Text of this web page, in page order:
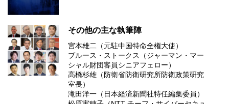
その他の主な執筆陣
宮本雄二（元駐中国特命全権大使）
ブルース・ストークス（ジャーマン・マー
シャル財団客員シニアフェロー）
高橋杉雄（防衛省防衛研究所防衛政策研究
室長）
滝田洋一（日本経済新聞社特任編集委員）